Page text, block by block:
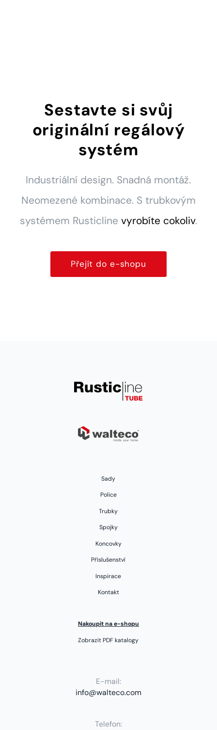
Sestavte si svůj
originální regálový
systém
Industriální design. Snadná montáž.
Neomezené kombinace. S trubkovým
systémem Rusticline vyrobíte cokoliv.
Přejít do e-shopu
Sady
Police
Trubky
Spojky
Koncovky
Příslušenství
Inspirace
Kontakt
Nakoupit na e-shopu
Zobrazit PDF katalogy
E-mail:
info@walteco.com
Telefon: